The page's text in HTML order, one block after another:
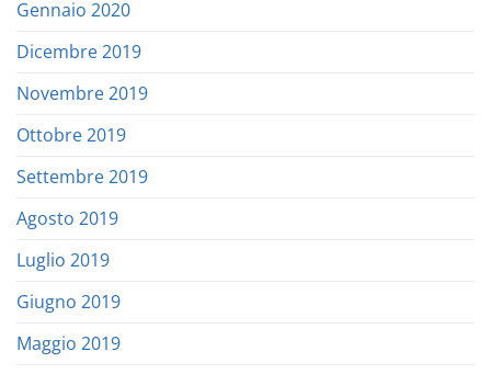
Gennaio 2020
Dicembre 2019
Novembre 2019
Ottobre 2019
Settembre 2019
Agosto 2019
Luglio 2019
Giugno 2019
Maggio 2019